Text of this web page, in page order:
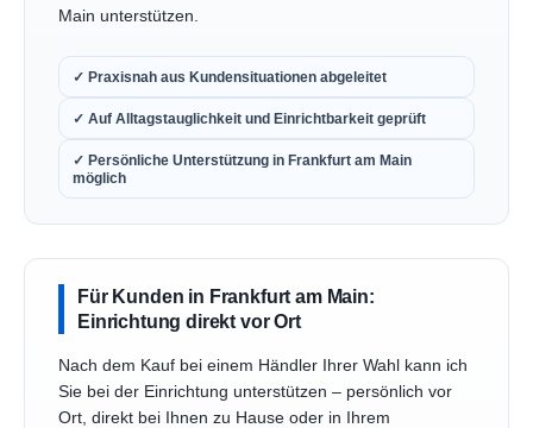
Main unterstützen.
✓ Praxisnah aus Kundensituationen abgeleitet
✓ Auf Alltagstauglichkeit und Einrichtbarkeit geprüft
✓ Persönliche Unterstützung in Frankfurt am Main
möglich
Für Kunden in Frankfurt am Main:
Einrichtung direkt vor Ort
Nach dem Kauf bei einem Händler Ihrer Wahl kann ich
Sie bei der Einrichtung unterstützen – persönlich vor
Ort, direkt bei Ihnen zu Hause oder in Ihrem